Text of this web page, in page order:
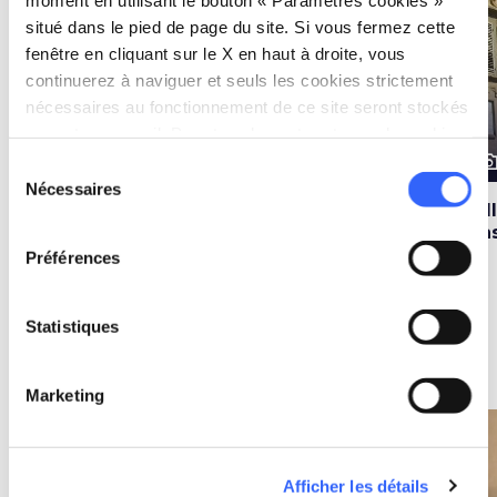
situé dans le pied de page du site. Si vous fermez cette
fenêtre en cliquant sur le X en haut à droite, vous
continuerez à naviguer et seuls les cookies strictement
nécessaires au fonctionnement de ce site seront stockés
Nécessaires
Préférences
Statistiques
Marketing
Afficher les détails